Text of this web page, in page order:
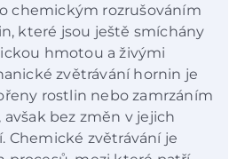
chemickým rozrušováním
které jsou ještě smíchány
hmotou a živými
zvětrávání hornin je
rostlin nebo zamrzáním
bez změn v jejich
Chemické zvětrávání je